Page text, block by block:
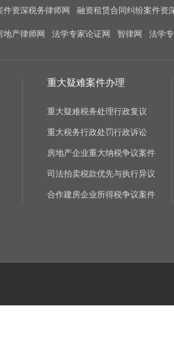
件资深税务律师网 融资租赁合同纠纷案件资
地产律师网 法学专家论证网 智律网 法学
重大疑难案件办理
重大疑难税务处理行政复议
重大税务行政处罚行政诉讼
房地产企业重大纳税争议案件
司法拍卖税款优先与执行异议
合作建房企业所得税争议案件